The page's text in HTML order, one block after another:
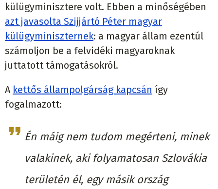
külügyminisztere volt. Ebben a minőségében
azt javasolta Szijjártó Péter magyar
külügyminiszternek: a magyar állam ezentúl
számoljon be a felvidéki magyaroknak
juttatott támogatásokról.
A kettős állampolgárság kapcsán így
fogalmazott:
Én máig nem tudom megérteni, minek
valakinek, aki folyamatosan Szlovákia
területén él, egy másik ország